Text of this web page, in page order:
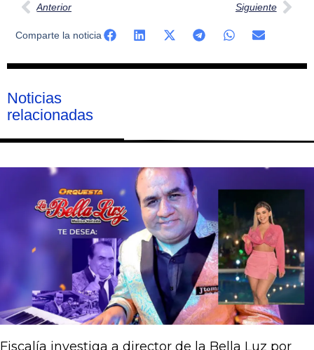
Anterior Siguiente
Comparte la noticia
Noticias
relacionadas
Fiscalía investiga a director de la Bella Luz por
PáginaPágina
Página
Página
Página